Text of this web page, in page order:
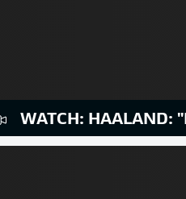
WATCH: HAALAND: